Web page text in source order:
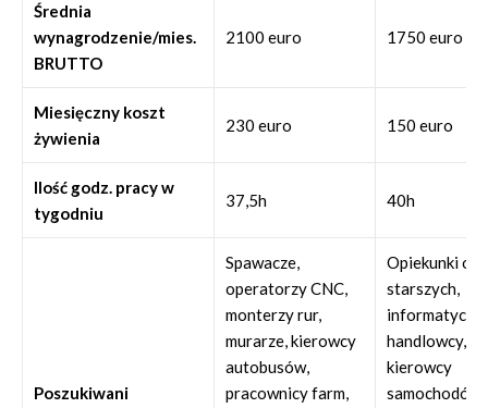
Średnia
wynagrodzenie/mies.
BRUTTO
2100 euro 1750 euro
Miesięczny koszt
żywienia
230 euro 150 euro
Ilość godz. pracy w
tygodniu
37,5h 40h
Poszukiwani
Spawacze,
operatorzy CNC,
monterzy rur,
murarze, kierowcy
autobusów,
pracownicy farm,
Opiekunki
starszych,
informatycy,
handlowcy,
kierowcy
samochodów